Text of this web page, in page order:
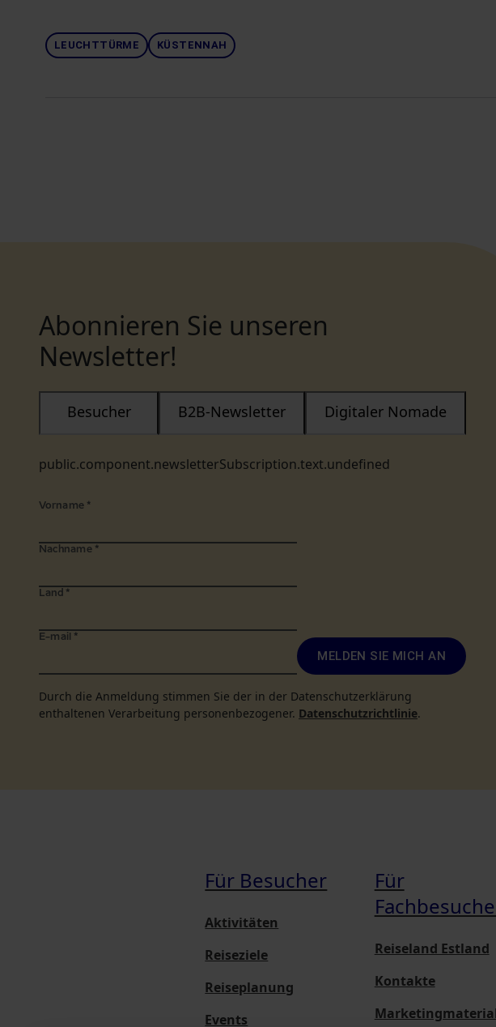
LEUCHTTÜRME KÜSTENNAH
Abonnieren Sie unseren
Newsletter!
public.component.newsletterSubscription.text.undefined
Besucher B2B-Newsletter Digitaler Nomade
Vorname *
Nachname *
Land *
E-mail *
MELDEN SIE MICH AN
Durch die Anmeldung stimmen Sie der in der Datenschutzerklärung
enthaltenen Verarbeitung personenbezogener. Datenschutzrichtlinie.
Für Besucher
Aktivitäten
Reiseziele
Reiseplanung
Events
Für
Reiseland Estland
Kontakte